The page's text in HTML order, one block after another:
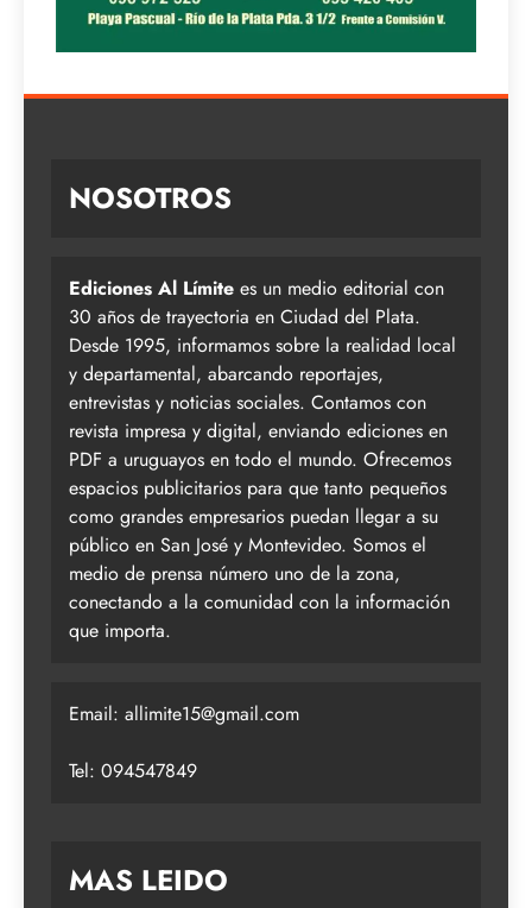
NOSOTROS
Ediciones Al Límite es un medio editorial con
30 años de trayectoria en Ciudad del Plata.
Desde 1995, informamos sobre la realidad local
y departamental, abarcando reportajes,
entrevistas y noticias sociales. Contamos con
revista impresa y digital, enviando ediciones en
PDF a uruguayos en todo el mundo. Ofrecemos
espacios publicitarios para que tanto pequeños
como grandes empresarios puedan llegar a su
público en San José y Montevideo. Somos el
medio de prensa número uno de la zona,
conectando a la comunidad con la información
que importa.
Email: allimite15@gmail.com
Tel: 094547849
MAS LEIDO